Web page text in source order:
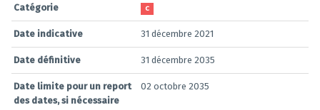
Catégorie C
Date indicative 31 décembre 2021
Date définitive 31 décembre 2035
Date limite pour un report
des dates, si nécessaire
02 octobre 2035